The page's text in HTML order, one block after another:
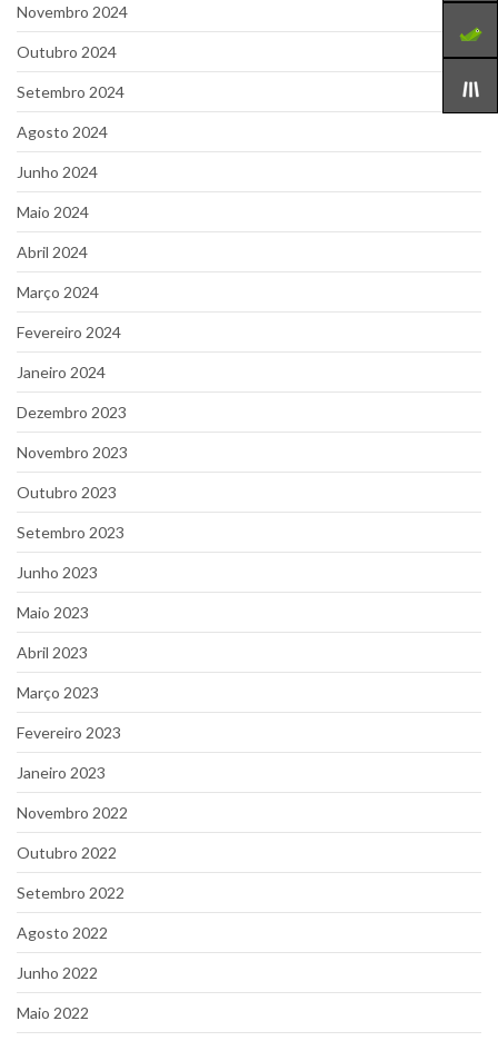
Novembro 2024
Outubro 2024
Setembro 2024
Agosto 2024
Junho 2024
Maio 2024
Abril 2024
Março 2024
Fevereiro 2024
Janeiro 2024
Dezembro 2023
Novembro 2023
Outubro 2023
Setembro 2023
Junho 2023
Maio 2023
Abril 2023
Março 2023
Fevereiro 2023
Janeiro 2023
Novembro 2022
Outubro 2022
Setembro 2022
Agosto 2022
Junho 2022
Maio 2022